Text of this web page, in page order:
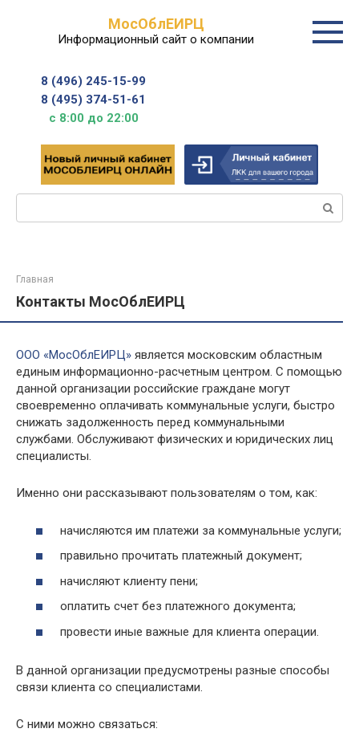
МосОблЕИРЦ
Информационный сайт о компании
8 (496) 245-15-99
8 (495) 374-51-61
с 8:00 до 22:00
Поиск:
Главная
Контакты МосОблЕИРЦ
ООО «МосОблЕИРЦ» является московским областным
единым информационно-расчетным центром. С помощью
данной организации российские граждане могут
своевременно оплачивать коммунальные услуги, быстро
снижать задолженность перед коммунальными
службами. Обслуживают физических и юридических лиц
специалисты.
Именно они рассказывают пользователям о том, как:
начисляются им платежи за коммунальные услуги;
правильно прочитать платежный документ;
начисляют клиенту пени;
оплатить счет без платежного документа;
провести иные важные для клиента операции.
В данной организации предусмотрены разные способы
связи клиента со специалистами.
С ними можно связаться: